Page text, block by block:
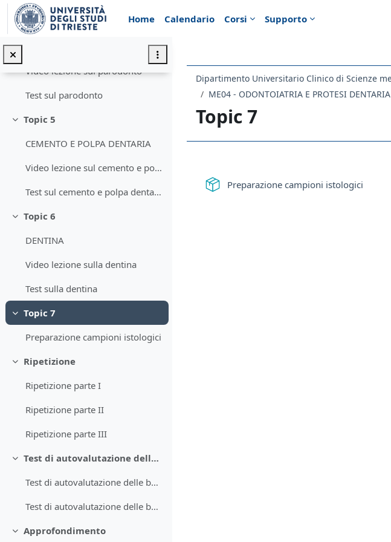
Vai al contenuto principale
Home
Calendario Corsi Supporto
Minimizza
Topic 4
Video lezione sul parodonto
Test sul parodonto
Minimizza
Topic 5
CEMENTO E POLPA DENTARIA
Video lezione sul cemento e polpa dentaria
Test sul cemento e polpa dentaria
Minimizza
Topic 6
DENTINA
Video lezione sulla dentina
Test sulla dentina
Minimizza
Topic 7
Preparazione campioni istologici
Minimizza
Ripetizione
Ripetizione parte I
Ripetizione parte II
Ripetizione parte III
Minimizza
Test di autovalutazione delle basi di istologia
Test di autovalutazione delle basi di istologia
Test di autovalutazione delle basi di istologia approfondito
Minimizza
Approfondimento
ME04 - ODONTOIATRIA E PROTESI DENTARIA
Topic 7
Preparazione campioni istologici